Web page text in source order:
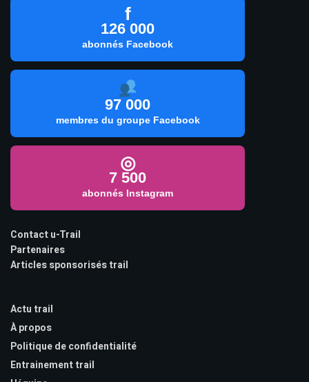
f
126 000
abonnés Facebook
97 000
membres du groupe Facebook
◎
7 500
abonnés Instagram
Contact u-Trail
Partenaires
Articles sponsorisés trail
Actu trail
À propos
Politique de confidentialité
Entrainement trail